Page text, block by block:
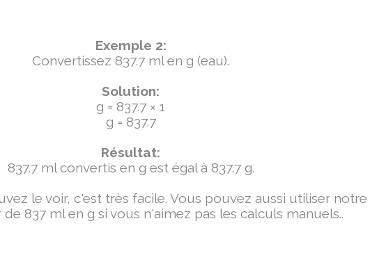
Exemple 2:
Convertissez 837.7 ml en g (eau).
Solution:
g = 837.7 × 1
g = 837.7
Résultat:
837.7 ml convertis en g est égal à 837.7 g.
le voir, c'est très facile. Vous pouvez aussi utiliser notre
837 ml en g si vous n'aimez pas les calculs manuels..